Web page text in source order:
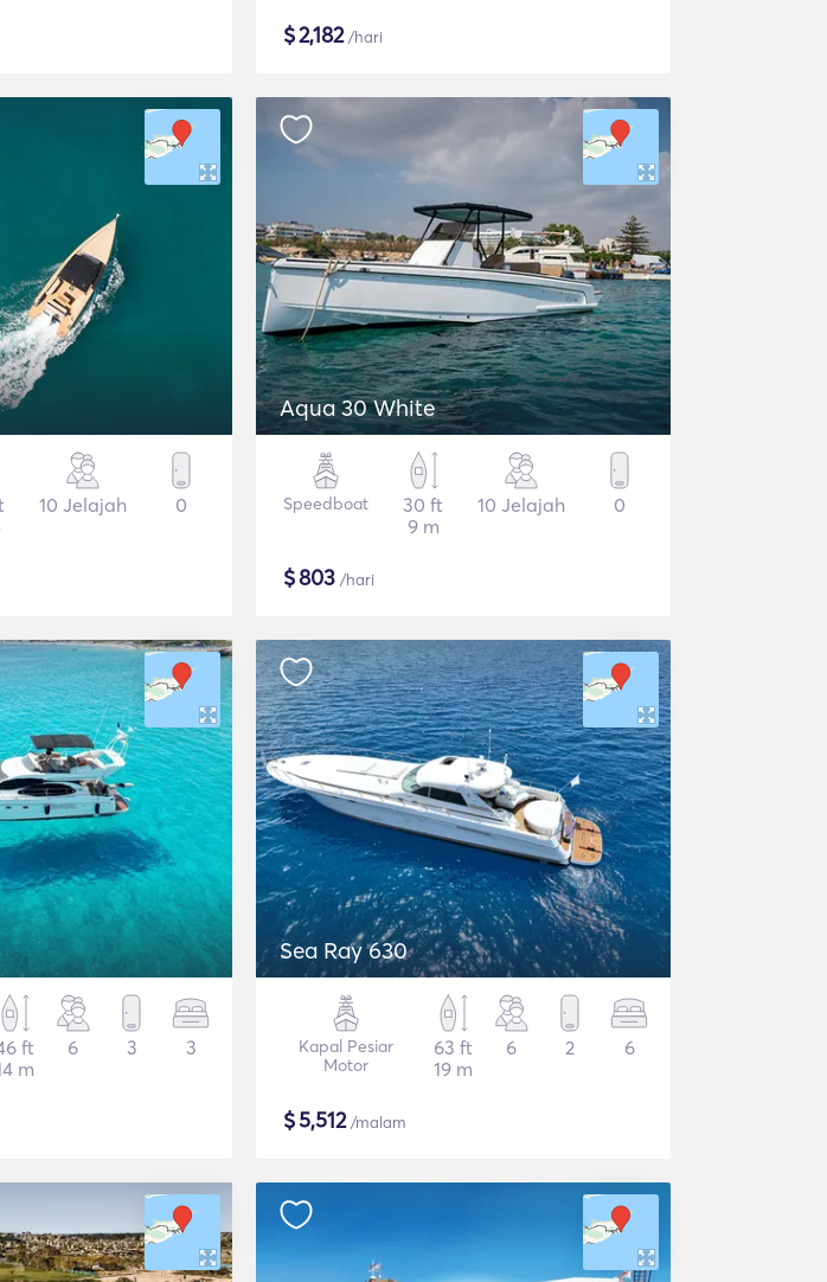
$2,182/hari
10 Jelajah 0
Aqua 30 White
Speedboat
30 ft
9 m
10 Jelajah 0
$803 /hari
ft
m
6 3 3
Sea Ray 630
Kapal Pesiar
Motor
63 ft
19 m
6 2 6
$5,512/malam